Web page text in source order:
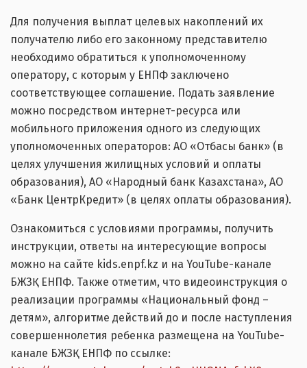
Для получения выплат целевых накоплений их
получателю либо его законному представителю
необходимо обратиться к уполномоченному
оператору, с которым у ЕНПФ заключено
соответствующее соглашение. Подать заявление
можно посредством интернет-ресурса или
мобильного приложения одного из следующих
уполномоченных операторов: АО «Отбасы банк» (в
целях улучшения жилищных условий и оплаты
образования), АО «Народный банк Казахстана», АО
«Банк ЦентрКредит» (в целях оплаты образования).
Ознакомиться с условиями программы, получить
инструкции, ответы на интересующие вопросы
можно на сайте kids.enpf.kz и на YouTube-канале
БЖЗҚ ЕНПФ. Также отметим, что видеоинструкция о
реализации программы «Национальный фонд –
детям», алгоритме действий до и после наступления
совершеннолетия ребенка размещена на YouTube-
канале БЖЗҚ ЕНПФ по ссылке: